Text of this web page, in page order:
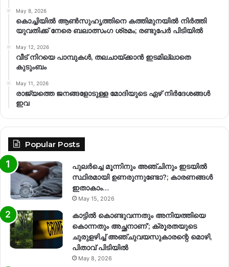
May 8, 2026
കൊച്ചിയിൽ ആൺസുഹൃത്തിനെ കത്തിമുനയിൽ നിർത്തി
യുവതിക്ക് നേരെ ബലാത്സംഗ​ ശ്രമം; രണ്ടുപേർ പിടിയിൽ
May 12, 2026
വീട് നിറയെ പാമ്പുകൾ, തലചായ്ക്കാൻ ഇടമില്ലാതെ
കുടുംബം
May 11, 2026
രാജ്യത്തെ ജനങ്ങളോടുള്ള മോദിയുടെ ഏഴ് നിര്‍ദേശങ്ങള്‍
ഇവ
Popular Posts
പുലർച്ചെ മൂന്നിനും അഞ്ചിനും ഇടയിൽ
സ്ഥിരമായി ഉണരുന്നുണ്ടോ?; കാരണങ്ങള്‍
ഇതാകാം…
May 15, 2026
കാട്ടിൽ കൊണ്ടുവന്നതും അനിയത്തിയെ
കൊന്നതും അച്ഛനാണ്’; ക്രൂരതയുടെ
ചുരുളഴിച്ച് അഞ്ചുവയസുകാരന്റെ മൊഴി,
പിതാവ് പിടിയിൽ
May 8, 2026